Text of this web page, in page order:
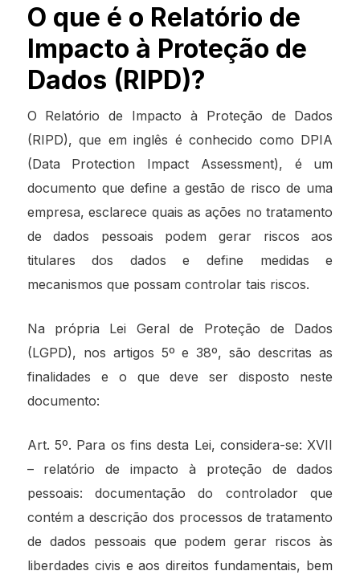
O que é o Relatório de
Impacto à Proteção de
Dados (RIPD)?
O Relatório de Impacto à Proteção de Dados
(RIPD), que em inglês é conhecido como DPIA
(Data Protection Impact Assessment), é um
documento que define a gestão de risco de uma
empresa, esclarece quais as ações no tratamento
de dados pessoais podem gerar riscos aos
titulares dos dados e define medidas e
mecanismos que possam controlar tais riscos.
Na própria Lei Geral de Proteção de Dados
(LGPD), nos artigos 5º e 38º, são descritas as
finalidades e o que deve ser disposto neste
documento:
Art. 5º. Para os fins desta Lei, considera-se: XVII
– relatório de impacto à proteção de dados
pessoais: documentação do controlador que
contém a descrição dos processos de tratamento
de dados pessoais que podem gerar riscos às
liberdades civis e aos direitos fundamentais, bem